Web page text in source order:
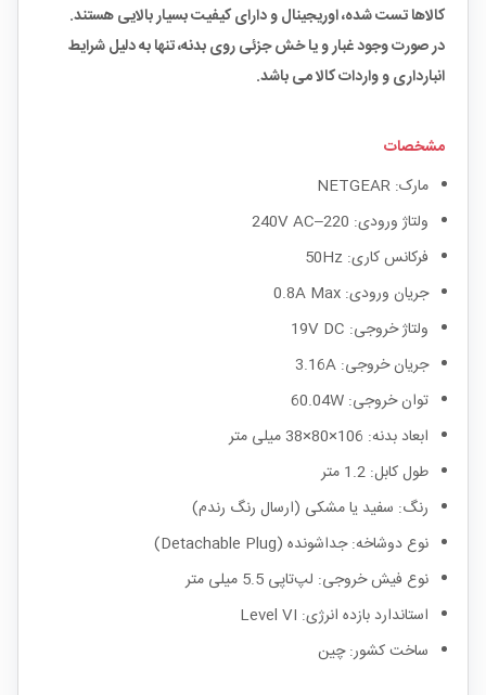
کالاها تست شده، اوریجینال و دارای کیفیت بسیار بالایی هستند.
در صورت وجود غبار و یا خش جزئی روی بدنه، تنها به دلیل شرایط
انبارداری و واردات کالا می باشد.
مشخصات
مارک: NETGEAR
ولتاژ ورودی: 220–240V AC
فرکانس کاری: 50Hz
جریان ورودی: 0.8A Max
ولتاژ خروجی: 19V DC
جریان خروجی: 3.16A
توان خروجی: 60.04W
ابعاد بدنه: 106×80×38 میلی متر
طول کابل: 1.2 متر
رنگ: سفید یا مشکی (ارسال رنگ رندم)
نوع دوشاخه: جداشونده (Detachable Plug)
نوع فیش خروجی: لپ‌تاپی 5.5 میلی متر
استاندارد بازده انرژی: Level VI
ساخت کشور: چین